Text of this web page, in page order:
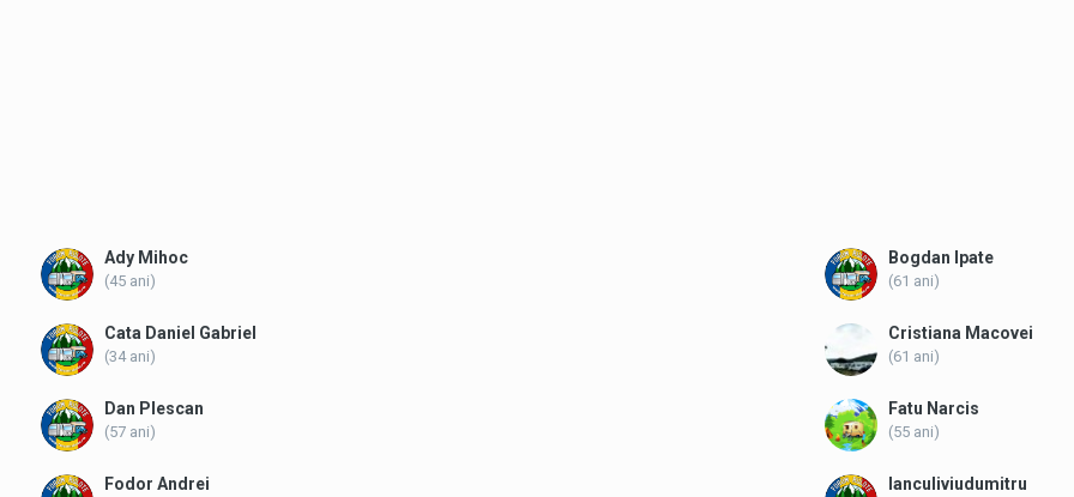
Ady Mihoc
(45 ani)
Bogdan Ipate
(61 ani)
Cata Daniel Gabriel
(34 ani)
Cristiana Macovei
(61 ani)
Dan Plescan
(57 ani)
Fatu Narcis
(55 ani)
Fodor Andrei Ianculiviudumitru